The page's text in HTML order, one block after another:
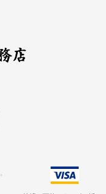
京都（葛飾区、江戸川区